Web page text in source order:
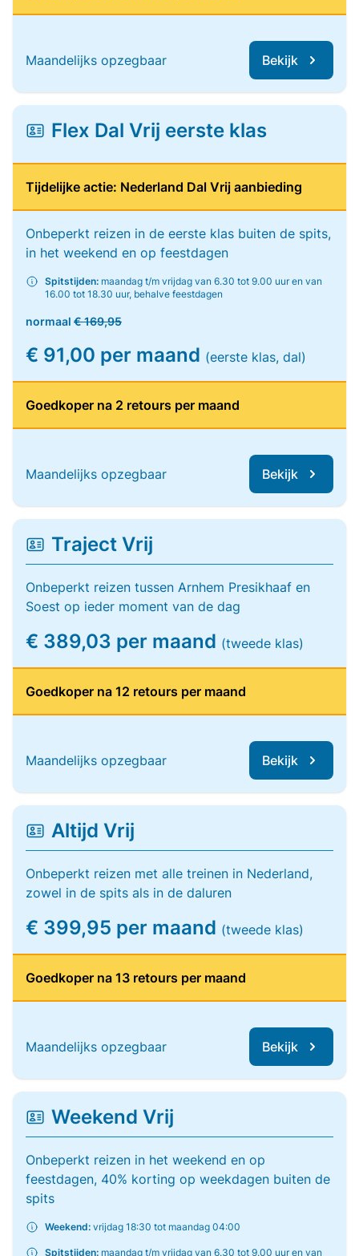
Maandelijks opzegbaar Bekijk
Flex Dal Vrij eerste klas
Tijdelijke actie: Nederland Dal Vrij aanbieding
Onbeperkt reizen in de eerste klas buiten de spits,
in het weekend en op feestdagen
Spitstijden: maandag t/m vrijdag van 6.30 tot 9.00 uur en van
16.00 tot 18.30 uur, behalve feestdagen
normaal € 169,95
€ 91,00 per maand (eerste klas, dal)
Goedkoper na 2 retours per maand
Maandelijks opzegbaar Bekijk
Traject Vrij
Onbeperkt reizen tussen Arnhem Presikhaaf en
Soest op ieder moment van de dag
€ 389,03 per maand (tweede klas)
Goedkoper na 12 retours per maand
Maandelijks opzegbaar Bekijk
Altijd Vrij
Onbeperkt reizen met alle treinen in Nederland,
zowel in de spits als in de daluren
€ 399,95 per maand (tweede klas)
Goedkoper na 13 retours per maand
Maandelijks opzegbaar Bekijk
Weekend Vrij
Onbeperkt reizen in het weekend en op
feestdagen, 40% korting op weekdagen buiten de
spits
Weekend: vrijdag 18:30 tot maandag 04:00
Spitstijden: maandag t/m vrijdag van 6.30 tot 9.00 uur en van